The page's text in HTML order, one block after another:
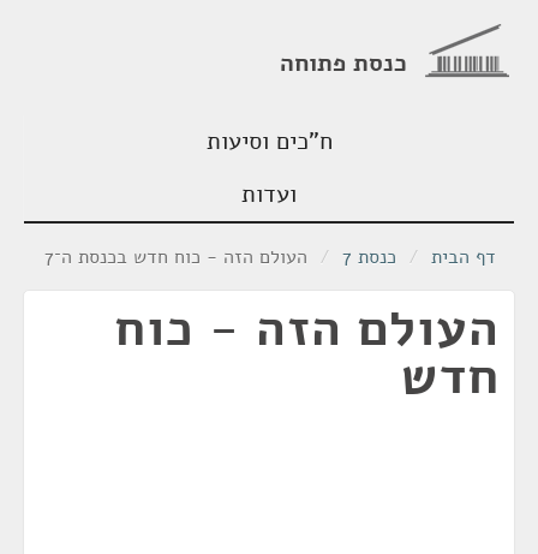
כנסת פתוחה
ח"כים וסיעות
ועדות
דף הבית / כנסת 7 / העולם הזה - כוח חדש בכנסת ה־7
העולם הזה - כוח
חדש